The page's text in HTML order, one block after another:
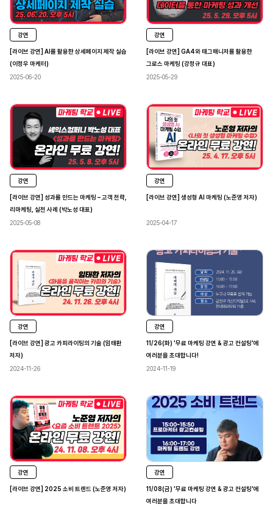
강연
[라이브 강연] AI를 활용한 상세페이지 제작 실습
(이정우 마케터)
2025-06-20
강연
[라이브 강연] GA4와 태그매니저를 활용한
그로스 마케팅 (강정규 대표)
2025-05-29
강연
[라이브 강연] 성과를 만드는 마케팅 – 고객 전략,
리마케팅, 실전 사례 (박노성 대표)
2025-05-08
강연
[라이브 강연] 생성형 AI 마케팅 (노준영 저자)
2025-04-17
강연
[라이브 강연] 광고 카피라이팅의 기술 (임태환
저자)
2024-11-26
강연
11/26(화) '무료 마케팅 강연 & 광고 컨설팅'에
여러분을 초대합니다!
2024-11-19
강연
[라이브 강연] 2025 소비 트렌드 (노준영 저자)
강연
11/08(금) '무료 마케팅 강연 & 광고 컨설팅'에
여러분을 초대합니다